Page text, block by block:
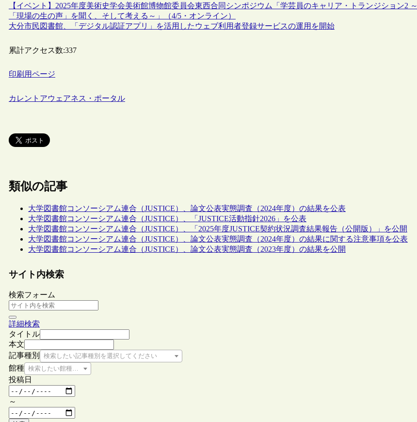
【イベント】2025年度美術史学会美術館博物館委員会東西合同シンポジウム「学芸員のキャリア・トランジション2 ～
「現場の生の声」を聞く、そして考える～」（4/5・オンライン）
大分市民図書館、「デジタル認証アプリ」を活用したウェブ利用者登録サービスの運用を開始
累計アクセス数:337
印刷用ページ
カレントアウェアネス・ポータル
類似の記事
大学図書館コンソーシアム連合（JUSTICE）、論文公表実態調査（2024年度）の結果を公表
大学図書館コンソーシアム連合（JUSTICE）、「JUSTICE活動指針2026」を公表
大学図書館コンソーシアム連合（JUSTICE）、「2025年度JUSTICE契約状況調査結果報告（公開版）」を公開
大学図書館コンソーシアム連合（JUSTICE）、論文公表実態調査（2024年度）の結果に関する注意事項を公表
大学図書館コンソーシアム連合（JUSTICE）、論文公表実態調査（2023年度）の結果を公開
サイト内検索
検索フォーム
詳細検索
タイトル
本文
記事種別
検索したい記事種別を選択してください
館種 検索したい館種を選択してください
投稿日
～